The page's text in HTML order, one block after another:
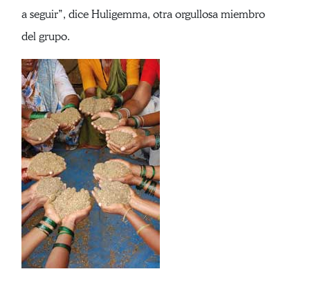
a seguir”, dice Huligemma, otra orgullosa miembro
del grupo.